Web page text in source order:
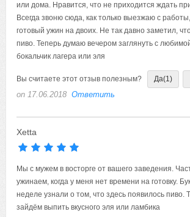
или дома. Нравится, что не приходится ждать
Всегда звоню сюда, как только выезжаю с
готовый ужин на двоих. Не так давно заметил,
пиво. Теперь думаю вечером заглянуть с
бокальчик лагера или эля
Вы считаете этот отзыв полезным? Да(1)
on 17.06.2018 Ответить
Xetta
Мы с мужем в восторге от вашего заведения.
ужинаем, когда у меня нет времени на готовку.
неделе узнали о том, что здесь появилось пиво.
зайдём выпить вкусного эля или ламбика